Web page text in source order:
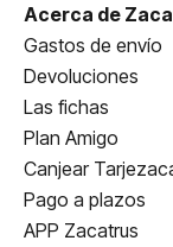
Acerca de
Gastos de envío
Devoluciones
Las fichas
Plan Amigo
Canjear
Pago a plazos
APP Zacatrus